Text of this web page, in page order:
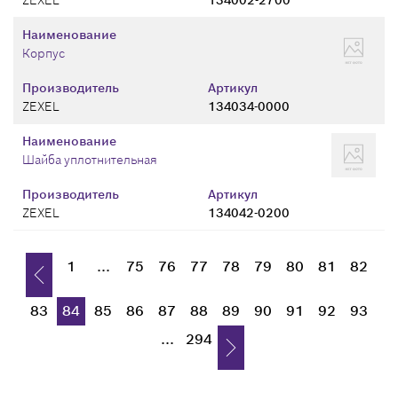
Производитель
ZEXEL
Артикул
134034-0000
Наименование
Корпус
Производитель
ZEXEL
Артикул
134042-0200
Наименование
Шайба уплотнительная
1 ... 75 76 77 78 79 80 81 82
83 84 85 86 87 88 89 90 91 92
93
...
294